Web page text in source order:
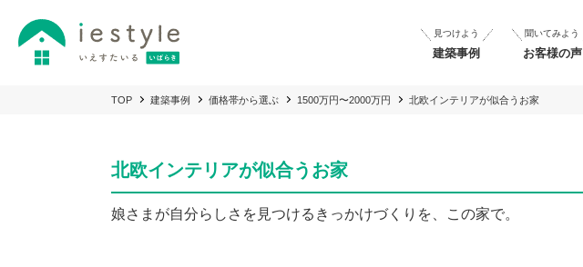
見つけよう
建築事例
聞いてみよう
お客様の声
TOP 建築事例 価格帯から選ぶ 1500万円〜2000万円 北欧インテリアが似合うお家
北欧インテリアが似合うお家
娘さまが自分らしさを見つけるきっかけづくりを、この家で。